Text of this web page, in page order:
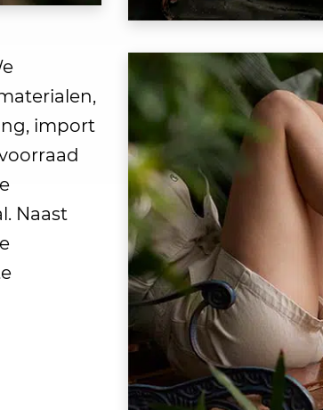
import
Naast